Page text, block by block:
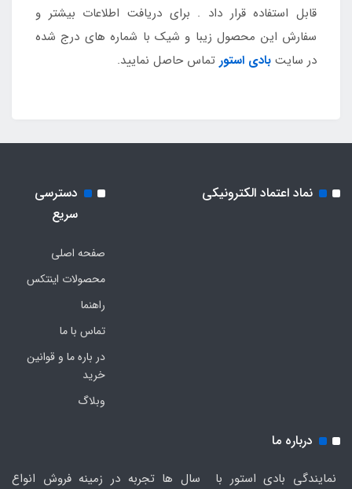
قابل استفاده قرار داد . برای دریافت اطلاعات بیشتر و
سفارش این محصول زیبا و شیک با شماره های درج شده
در سایت بادی استور تماس حاصل نمایید.
نماد اعتماد الکترونیکی
دسترسی
سریع
صفحه اصلی
محصولات اینتکس
راهنما
تماس با ما
در باره ما و قوانین
خرید
وبلاگ
درباره ما
نمایندگی بادی استور با سال ها تجربه در زمینه فروش انواع